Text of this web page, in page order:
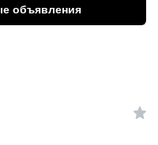
объявления